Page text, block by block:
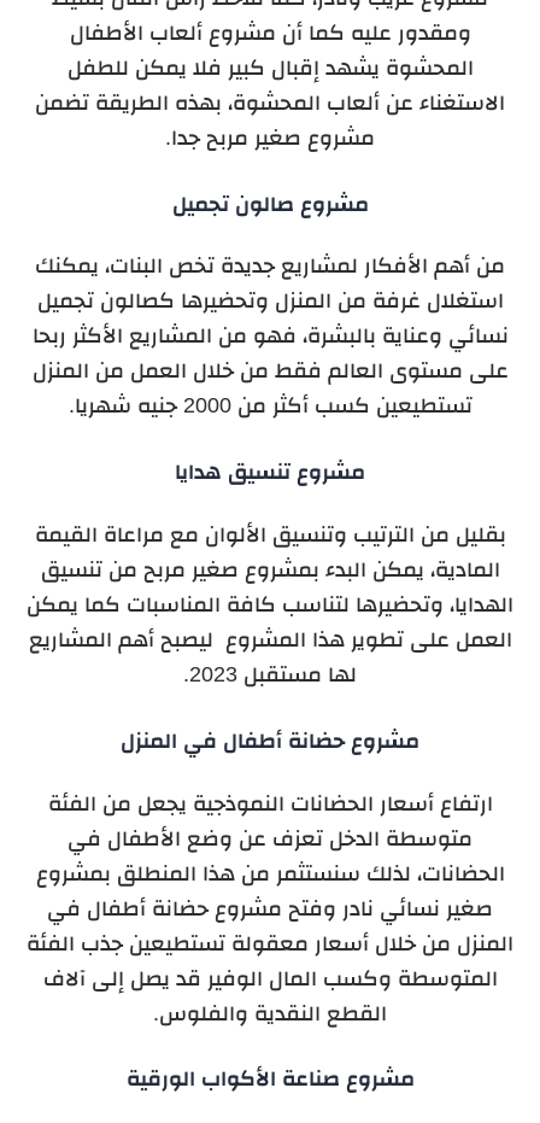
ومقدور عليه كما أن مشروع ألعاب الأطفال
المحشوة يشهد إقبال كبير فلا يمكن للطفل
الاستغناء عن ألعاب المحشوة، بهذه الطريقة تضمن
مشروع صغير مربح جدا.
مشروع صالون تجميل
من أهم الأفكار لمشاريع جديدة تخص البنات، يمكنك
استغلال غرفة من المنزل وتحضيرها كصالون تجميل
نسائي وعناية بالبشرة، فهو من المشاريع الأكثر ربحا
على مستوى العالم فقط من خلال العمل من المنزل
تستطيعين كسب أكثر من 2000 جنيه شهريا.
مشروع تنسيق هدايا
بقليل من الترتيب وتنسيق الألوان مع مراعاة القيمة
المادية، يمكن البدء بمشروع صغير مربح من تنسيق
الهدايا، وتحضيرها لتناسب كافة المناسبات كما يمكن
العمل على تطوير هذا المشروع ليصبح أهم المشاريع
لها مستقبل 2023.
مشروع حضانة أطفال في المنزل
ارتفاع أسعار الحضانات النموذجية يجعل من الفئة
متوسطة الدخل تعزف عن وضع الأطفال في
الحضانات، لذلك سنستثمر من هذا المنطلق بمشروع
صغير نسائي نادر وفتح مشروع حضانة أطفال في
المنزل من خلال أسعار معقولة تستطيعين جذب الفئة
المتوسطة وكسب المال الوفير قد يصل إلى آلاف
القطع النقدية والفلوس.
مشروع صناعة الأكواب الورقية